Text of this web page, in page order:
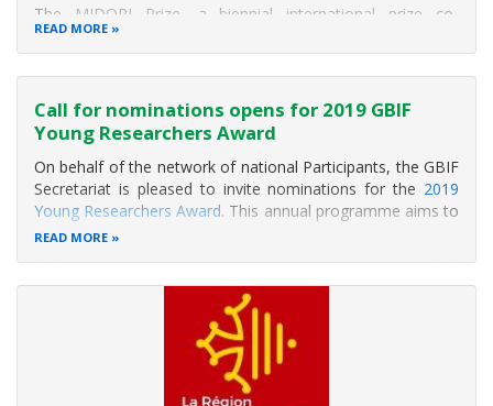
The MIDORI Prize, a biennial international prize co-
organized by the AEON Environmental Foundation and the
Secretariat of the Convention on Biological Diversity (CBD),
honors three individuals who have made outstanding
contributions to
READ MORE
Call for nominations opens for 2019 GBIF
Young Researchers Award
On behalf of the network of national Participants, the GBIF
Secretariat is pleased to invite nominations for the 2019
Young Researchers Award. This annual programme aims to
foster innovative research and discovery in biodiversity
READ MORE